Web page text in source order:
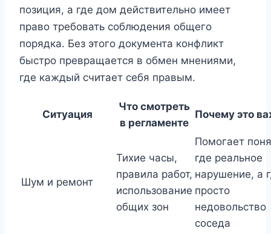
позиция, а где дом действительно имеет
право требовать соблюдения общего
порядка. Без этого документа конфликт
быстро превращается в обмен мнениями,
где каждый считает себя правым.
Ситуация
Что смотреть
в регламенте
Почему это
Шум и ремонт
Тихие часы,
правила работ,
использование
общих зон
Помогает
где реальное
нарушение, а
просто
недовольство
соседа